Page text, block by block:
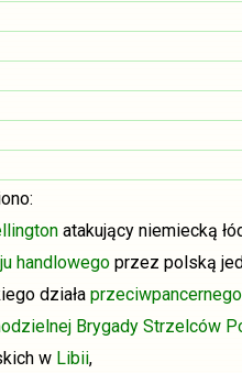
atakujący niemiecką
handlowego przez polską
działa przeciwpancernego
Brygady Strzelców
w Libii,